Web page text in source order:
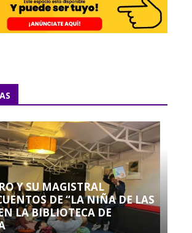
Y SU MAGISTRAL
DE “LA NIÑA DE LAS
LA BIBLIOTECA DE